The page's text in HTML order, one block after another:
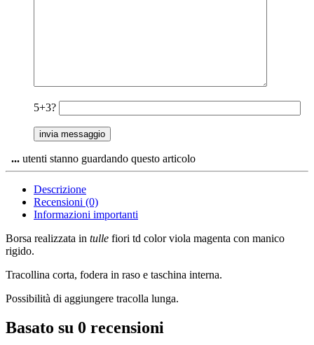
5+3?
... utenti stanno guardando questo articolo
Descrizione
Recensioni (0)
Informazioni importanti
Borsa realizzata in tulle fiori td color viola magenta con manico
rigido.
Tracollina corta, fodera in raso e taschina interna.
Possibilità di aggiungere tracolla lunga.
Basato su 0 recensioni